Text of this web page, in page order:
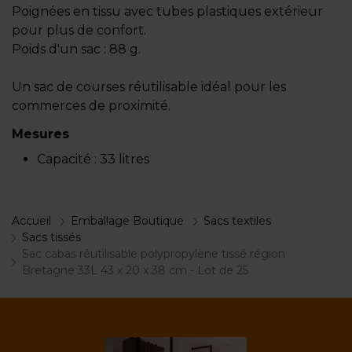
Poignées en tissu avec tubes plastiques extérieur
pour plus de confort.
Poids d'un sac : 88 g.
Un sac de courses réutilisable idéal pour les
commerces de proximité.
Mesures
Capacité : 33 litres
Accueil Emballage Boutique
Sacs textiles
Sacs tissés
Sac cabas réutilisable polypropylène tissé région
Bretagne 33L 43 x 20 x 38 cm - Lot de 25